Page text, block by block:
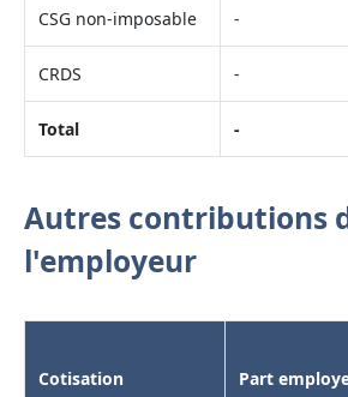
CSG non-imposable -
CRDS -
Total -
Autres contributions
l'employeur
Cotisation Part